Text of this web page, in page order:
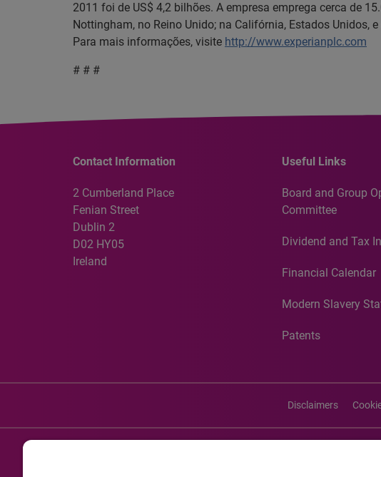
2011 foi de US$ 4,2 bilhões. A empresa emprega cerca de
Nottingham, no Reino Unido; na Califórnia, Estados Unidos,
Para mais informações, visite http://www.experianplc.com
# # #
Contact Information
2 Cumberland Place
Fenian Street
Dublin 2
D02 HY05
Ireland
Useful Links
Board and Group
Committee
Dividend and Tax
Financial Calendar
Modern Slavery
Patents
Disclaimers
©2026 Experian